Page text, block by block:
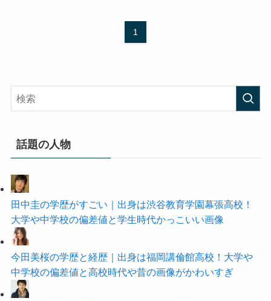
1
話題の人物
田中圭の学歴がすごい｜出身は渋谷教育学園幕張高校！
大学や中学校の偏差値と学生時代かっこいい画像
今田美桜の学歴と経歴｜出身は福岡講倫館高校！大学や
中学校の偏差値と高校時代や昔の画像がかわいすぎ